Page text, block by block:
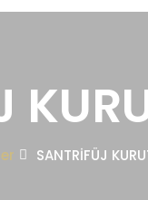
SANTRİFÜJ